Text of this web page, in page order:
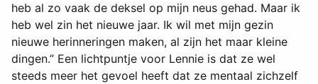
heb al zo vaak de deksel op mijn neus gehad. Maar ik
heb wel zin het nieuwe jaar. Ik wil met mijn gezin
nieuwe herinneringen maken, al zijn het maar kleine
dingen.” Een lichtpuntje voor Lennie is dat ze wel
steeds meer het gevoel heeft dat ze mentaal zichzelf